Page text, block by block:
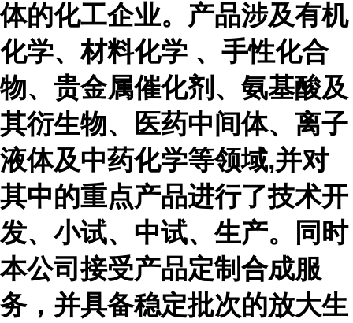
体的化工企业。产品涉及有机
化学、材料化学 、手性化合
物、贵金属催化剂、氨基酸及
其衍生物、医药中间体、离子
液体及中药化学等领域,并对
其中的重点产品进行了技术开
发、小试、中试、生产。同时
本公司接受产品定制合成服
务，并具备稳定批次的放大生